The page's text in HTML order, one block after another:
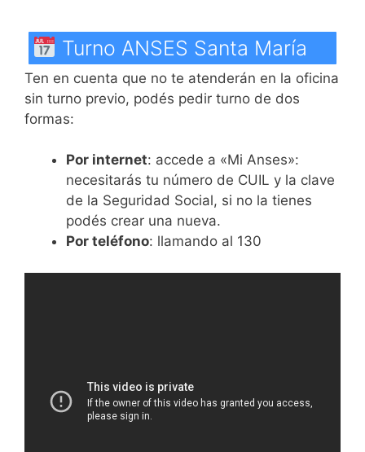
Turno ANSES Santa María
Ten en cuenta que no te atenderán en la oficina
sin turno previo, podés pedir turno de dos
formas:
Por internet: accede a «Mi Anses»:
necesitarás tu número de CUIL y la clave
de la Seguridad Social, si no la tienes
podés crear una nueva.
Por teléfono: llamando al 130